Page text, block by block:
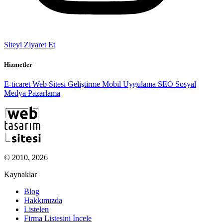
Siteyi Ziyaret Et
Hizmetler
E-ticaret Web Sitesi Geliştirme Mobil Uygulama SEO Sosyal
Medya Pazarlama
© 2010, 2026
Kaynaklar
Blog
Hakkımızda
Listelen
Firma Listesini İncele